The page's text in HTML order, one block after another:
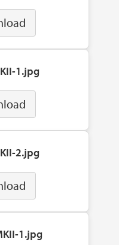
1.jpg
2.jpg
1.jpg